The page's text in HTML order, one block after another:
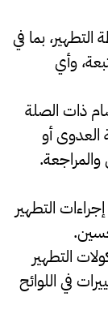
بما في
وأي
ذات الصلة
أو
والمراجعة.
التطهير
التطهير
في اللوائح